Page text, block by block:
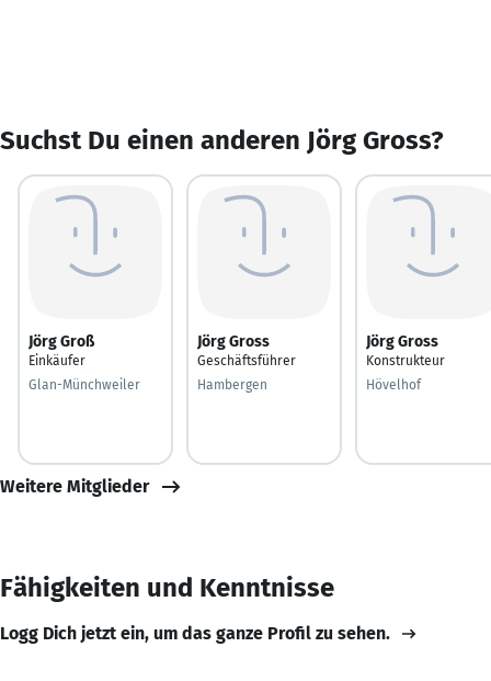
Suchst Du einen anderen Jörg Gross?
Jörg Groß
Einkäufer
Glan-Münchweiler
Jörg Gross
Geschäftsführer
Hambergen
Jörg Gross
Konstrukteur
Hövelhof
Weitere Mitglieder
Fähigkeiten und Kenntnisse
Logg Dich jetzt ein, um das ganze Profil zu sehen.